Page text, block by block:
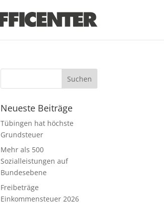
Neueste Beiträge
Tübingen hat höchste
Grundsteuer
Mehr als 500
Sozialleistungen auf
Bundesebene
Freibeträge
Einkommensteuer 2026